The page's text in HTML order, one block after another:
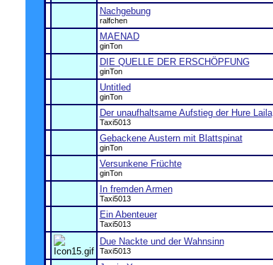
Nachgebung
ralfchen
MAENAD
ginTon
DIE QUELLE DER ERSCHÖPFUNG
ginTon
Untitled
ginTon
Der unaufhaltsame Aufstieg der Hure Laila
Taxi5013
Gebackene Austern mit Blattspinat
ginTon
Versunkene Früchte
ginTon
In fremden Armen
Taxi5013
Ein Abenteuer
Taxi5013
Due Nackte und der Wahnsinn
Taxi5013